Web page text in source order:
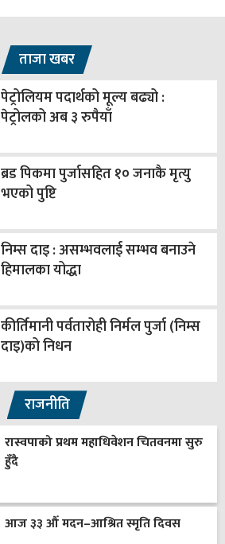
ताजा खबर
पेट्रोलियम पदार्थको मूल्य बढ्यो :
पेट्रोलको अब ३ रुपैयाँ
ब्रड पिकमा पुर्जासहित १० जनाकै मृत्यु
भएको पुष्टि
निम्स दाइ : असम्भवलाई सम्भव बनाउने
हिमालका योद्धा
कीर्तिमानी पर्वतारोही निर्मल पुर्जा (निम्स
दाइ)को निधन
राजनीति
रास्वपाको प्रथम महाधिवेशन चितवनमा सुरु
हुँदै
आज ३३ औँ मदन–आश्रित स्मृति दिवस